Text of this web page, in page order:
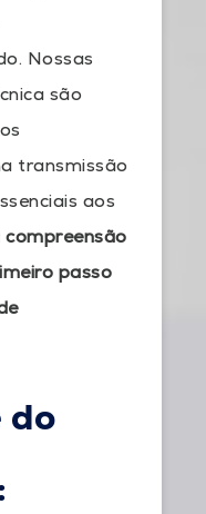
Nossas
são
transmissão
aos
passo
do